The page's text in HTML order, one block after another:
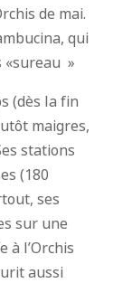
de mai.
qui
«sureau »
(dès la fin
maigres,
stations
(180
ses
sur une
à l’Orchis
aussi